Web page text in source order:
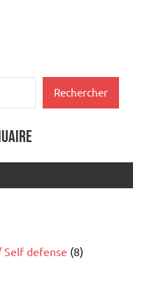
Rechercher
Self defense (8)